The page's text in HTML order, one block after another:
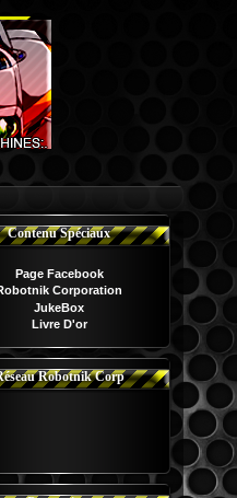
Contenu Spéciaux
Page Facebook
Corporation
JukeBox
Livre D'or
Robotnik Corp